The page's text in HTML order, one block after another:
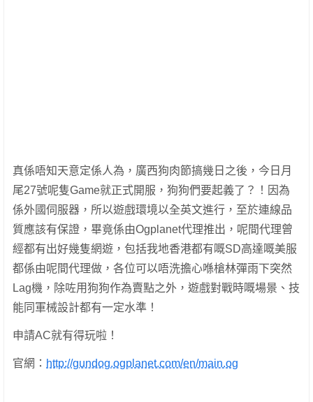
真係唔知天意定係人為，廣西狗肉節搞幾日之後，今日月
尾27號呢隻Game就正式開服，狗狗們要起義了？！因為
係外國伺服器，所以遊戲環境以全英文進行，至於連線品
質應該有保證，畢竟係由Ogplanet代理推出，呢間代理曾
經都有出好幾隻網遊，包括我地香港都有嘅SD高達嘅美服
都係由呢間代理做，各位可以唔洗擔心喺槍林彈雨下突然
Lag機，除咗用狗狗作為賣點之外，遊戲對戰時嘅場景、技
能同軍械設計都有一定水準！
申請AC就有得玩啦！
官網： http://gundog.ogplanet.com/en/main.og